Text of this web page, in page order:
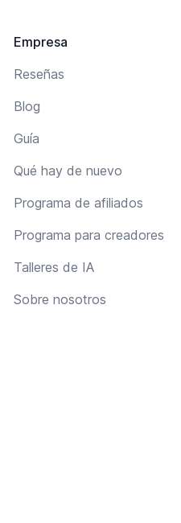
Empresa
Reseñas
Blog
Guía
Qué hay de nuevo
Programa de afiliados
Programa para creadores
Talleres de IA
Sobre nosotros